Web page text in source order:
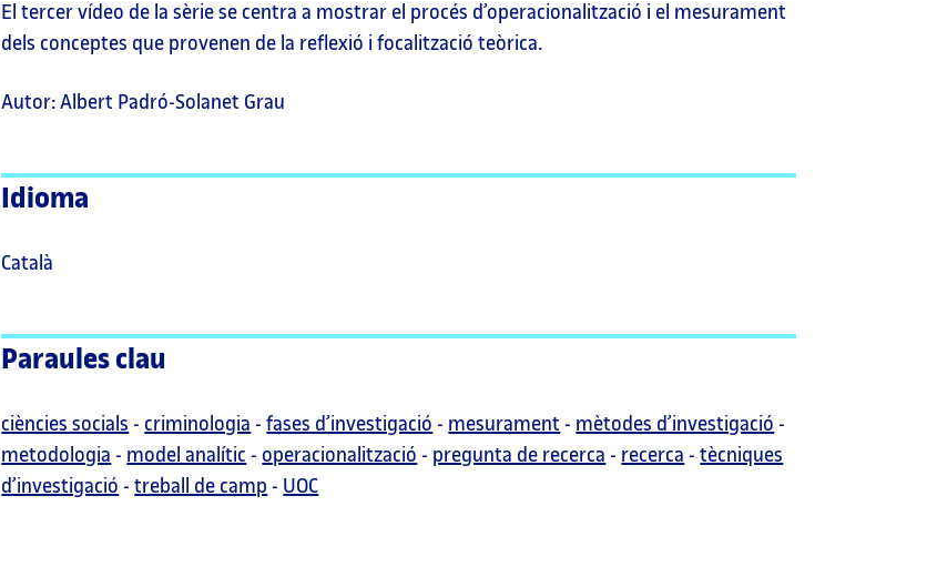
El tercer vídeo de la sèrie se centra a mostrar el procés d’operacionalització i el mesurament
dels conceptes que provenen de la reflexió i focalització teòrica.
Autor: Albert Padró-Solanet Grau
Idioma
Català
Paraules clau
ciències socials - criminologia -fases d’investigació - mesurament - mètodes d’investigació -
metodologia - model analític - operacionalització - pregunta de recerca - recerca -tècniques
d’investigació -treball de camp - UOC